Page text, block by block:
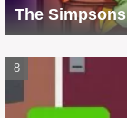
The Simpsons